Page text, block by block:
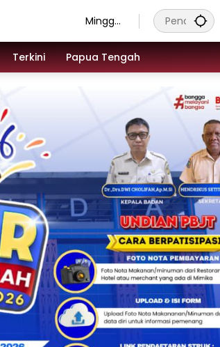
Minggu,
Agustus
2026
Terkini Papua Tengah